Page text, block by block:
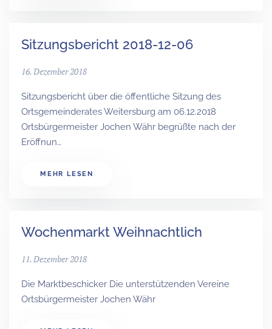
Sitzungsbericht 2018-12-06
16. Dezember 2018
Sitzungsbericht über die öffentliche Sitzung des
Ortsgemeinderates Weitersburg am 06.12.2018
Ortsbürgermeister Jochen Währ begrüßte nach der
Eröffnun…
MEHR LESEN
Wochenmarkt Weihnachtlich
11. Dezember 2018
Die Marktbeschicker Die unterstützenden Vereine
Ortsbürgermeister Jochen Währ